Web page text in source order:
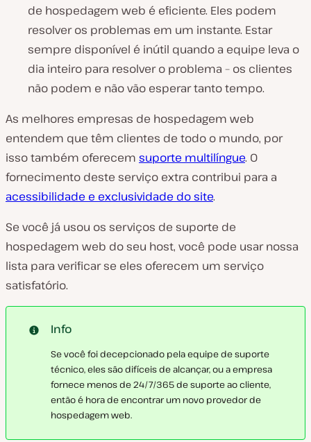
de hospedagem web é eficiente. Eles podem
resolver os problemas em um instante. Estar
sempre disponível é inútil quando a equipe leva o
dia inteiro para resolver o problema – os clientes
não podem e não vão esperar tanto tempo.
As melhores empresas de hospedagem web
entendem que têm clientes de todo o mundo, por
isso também oferecem suporte multilíngue. O
fornecimento deste serviço extra contribui para a
acessibilidade e exclusividade do site.
Se você já usou os serviços de suporte de
hospedagem web do seu host, você pode usar nossa
lista para verificar se eles oferecem um serviço
satisfatório.
Info
Se você foi decepcionado pela equipe de suporte
técnico, eles são difíceis de alcançar, ou a empresa
fornece menos de 24/7/365 de suporte ao cliente,
então é hora de encontrar um novo provedor de
hospedagem web.